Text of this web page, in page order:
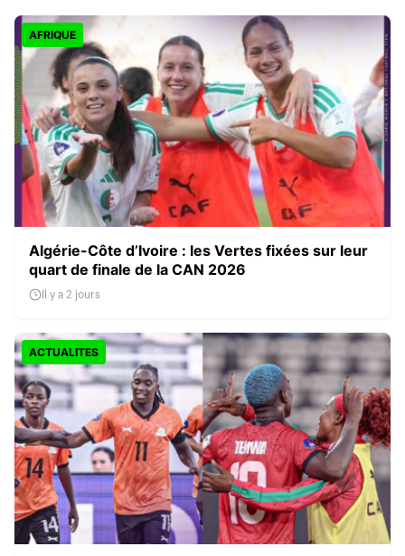
AFRIQUE
Algérie-Côte d’Ivoire : les Vertes fixées sur leur
quart de finale de la CAN 2026
Il y a 2 jours
ACTUALITES